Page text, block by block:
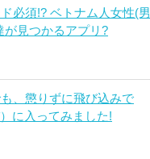
必須!? ベトナム人女性(男
が見つかるアプリ?
、懲りずに飛び込みで
に入ってみました!